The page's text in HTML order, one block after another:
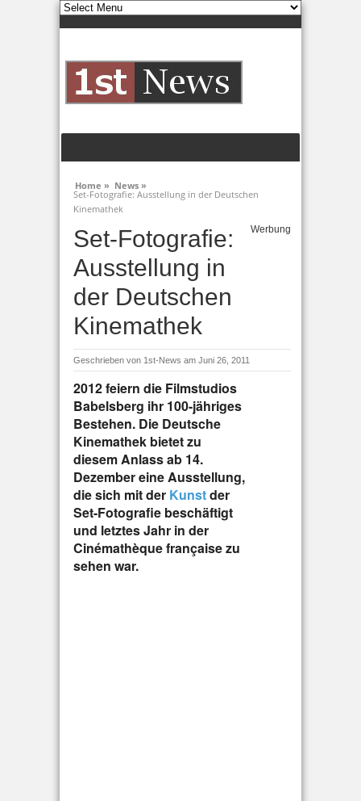
Home » News »
Set-Fotografie: Ausstellung in der Deutschen
Kinemathek
Set-Fotografie:
Ausstellung in
der Deutschen
Kinemathek
Werbung
Geschrieben von 1st-News am Juni 26, 2011
2012 feiern die Filmstudios
Babelsberg ihr 100-jähriges
Bestehen. Die Deutsche
Kinemathek bietet zu
diesem Anlass ab 14.
Dezember eine Ausstellung,
die sich mit der Kunstder
Set-Fotografie beschäftigt
und letztes Jahr in der
Cinémathèque française zu
sehen war.